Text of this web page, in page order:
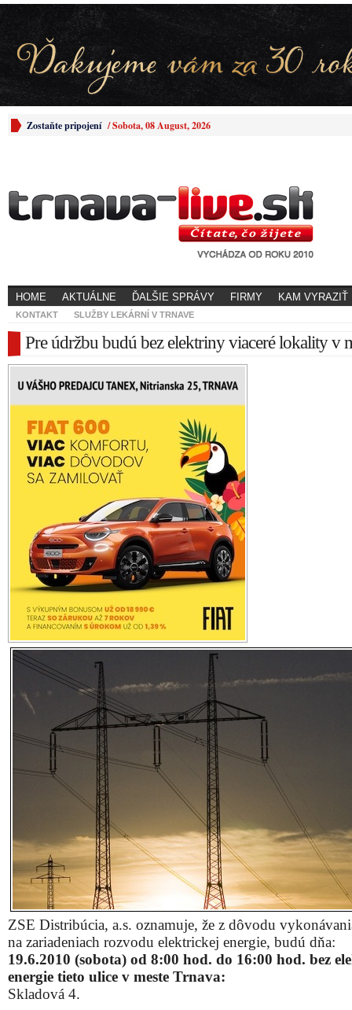
Zostaňte pripojení /Sobota, 08 August, 2026
HOME AKTUÁLNE ĎALŠIE SPRÁVY FIRMY KAM VYRAZIŤ
KONTAKT SLUŽBY LEKÁRNÍ V TRNAVE
Pre údržbu budú bez elektriny viaceré lokality v
ZSE Distribúcia, a.s. oznamuje, že z dôvodu
na zariadeniach rozvodu elektrickej energie, budú dňa:
19.6.2010 (sobota) od 8:00 hod. do 16:00 hod. bez
energie tieto ulice v meste Trnava:
Skladová 4.